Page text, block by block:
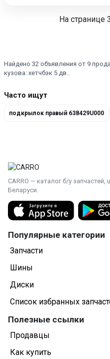
На странице
Найдено 32 объявления от 9
кузова: хетчбэк 5 дв..
Часто ищут
подкрылок правый 638429U000
CARRO — каталог б/у
Беларуси.
Популярные категории
Запчасти
Шины
Диски
Список избранных
Полезные ссылки
Продавцы
Как купить